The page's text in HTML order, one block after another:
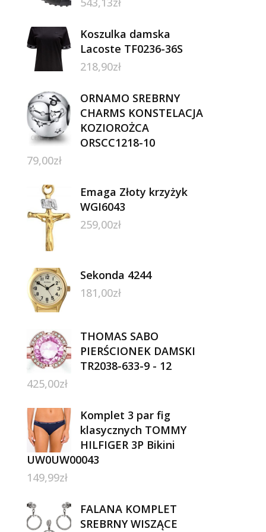
Koszulka damska
Lacoste TF0236-36S
218,90zł
ORNAMO SREBRNY
CHARMS KONSTELACJA
KOZIOROŻCA
ORSCC1218-10
79,00zł
Emaga Złoty krzyżyk
WGI6043
259,00zł
Sekonda 4244
181,00zł
THOMAS SABO
PIERŚCIONEK DAMSKI
TR2038-633-9 - 12
425,00zł
Komplet 3 par fig
klasycznych TOMMY
HILFIGER 3P Bikini
UW0UW00043
149,99zł
FALANA KOMPLET
SREBRNY WISZĄCE